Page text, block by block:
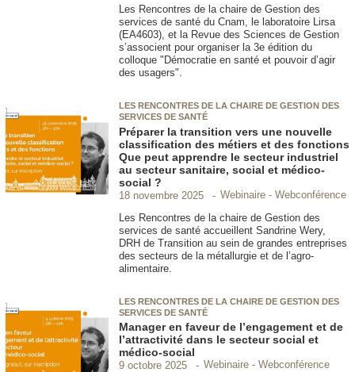
Les Rencontres de la chaire de Gestion des
services de santé du Cnam, le laboratoire Lirsa
(EA4603), et la Revue des Sciences de Gestion
s’associent pour organiser la 3e édition du
colloque "Démocratie en santé et pouvoir d’agir
des usagers".
LES RENCONTRES DE LA CHAIRE DE GESTION DES
SERVICES DE SANTÉ
Préparer la transition vers une nouvelle
classification des métiers et des fonctions
Que peut apprendre le secteur industriel
au secteur sanitaire, social et médico-
social ?
18 novembre 2025
Webinaire - Webconférence
Les Rencontres de la chaire de Gestion des
services de santé accueillent Sandrine Wery,
DRH de Transition au sein de grandes entreprises
des secteurs de la métallurgie et de l’agro-
alimentaire.
LES RENCONTRES DE LA CHAIRE DE GESTION DES
SERVICES DE SANTÉ
Manager en faveur de l’engagement et de
l’attractivité dans le secteur social et
médico-social
9 octobre 2025
Webinaire - Webconférence